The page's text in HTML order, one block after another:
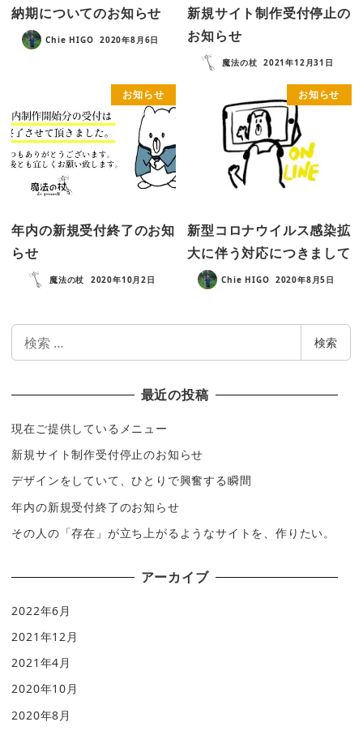
納期についてのお知らせ
Chie HIGO 2020年8月6日
新規サイト制作受付停止の
お知らせ
魔法の杖 2021年12月31日
お知らせ
年内の新規受付終了のお知
らせ
魔法の杖 2020年10月2日
お知らせ
新型コロナウイルス感染拡
大に伴う対応につきまして
Chie HIGO 2020年8月5日
索
検索
最近の投稿
現在ご提供しているメニュー
新規サイト制作受付停止のお知らせ
デザインをしていて、ひとりで興奮する瞬間
年内の新規受付終了のお知らせ
その人の「存在」が立ち上がるようなサイトを、作りたい。
アーカイブ
2022年6月
2021年12月
2021年4月
2020年10月
2020年8月